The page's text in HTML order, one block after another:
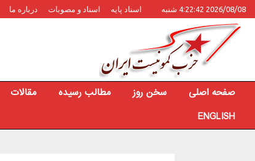
2026/08/08 4:22:42 شنبه اسناد پایه اسناد و مصوبات درباره ما
صفحه اصلی سخن روز مطالب رسیده مقالات
ENGLISH